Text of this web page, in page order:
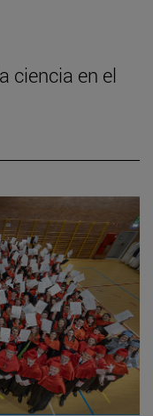
ciencia en el